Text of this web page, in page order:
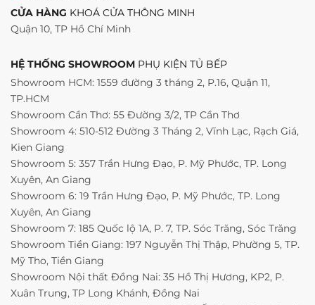
CỬA HÀNG KHOÁ CỬA THÔNG MINH
Quận 10, TP Hồ Chí Minh
HỆ THỐNG SHOWROOM PHỤ KIỆN TỦ BẾP
Showroom HCM: 1559 đường 3 tháng 2, P.16, Quận 11,
TP.HCM
Showroom Cần Thơ: 55 Đường 3/2, TP Cần Thơ
Showroom 4: 510-512 Đường 3 Tháng 2, Vĩnh Lạc, Rạch Giá,
Kien Giang
Showroom 5: 357 Trần Hưng Đạo, P. Mỹ Phước, TP. Long
Xuyên, An Giang
Showroom 6: 19 Trần Hưng Đạo, P. Mỹ Phước, TP. Long
Xuyên, An Giang
Showroom 7: 185 Quốc lộ 1A, P. 7, TP. Sóc Trăng, Sóc Trăng
Showroom Tiền Giang: 197 Nguyễn Thị Thập, Phường 5, TP.
Mỹ Tho, Tiền Giang
Showroom Nội thất Đồng Nai: 35 Hồ Thị Hương, KP2, P.
Xuân Trung, TP Long Khánh, Đồng Nai